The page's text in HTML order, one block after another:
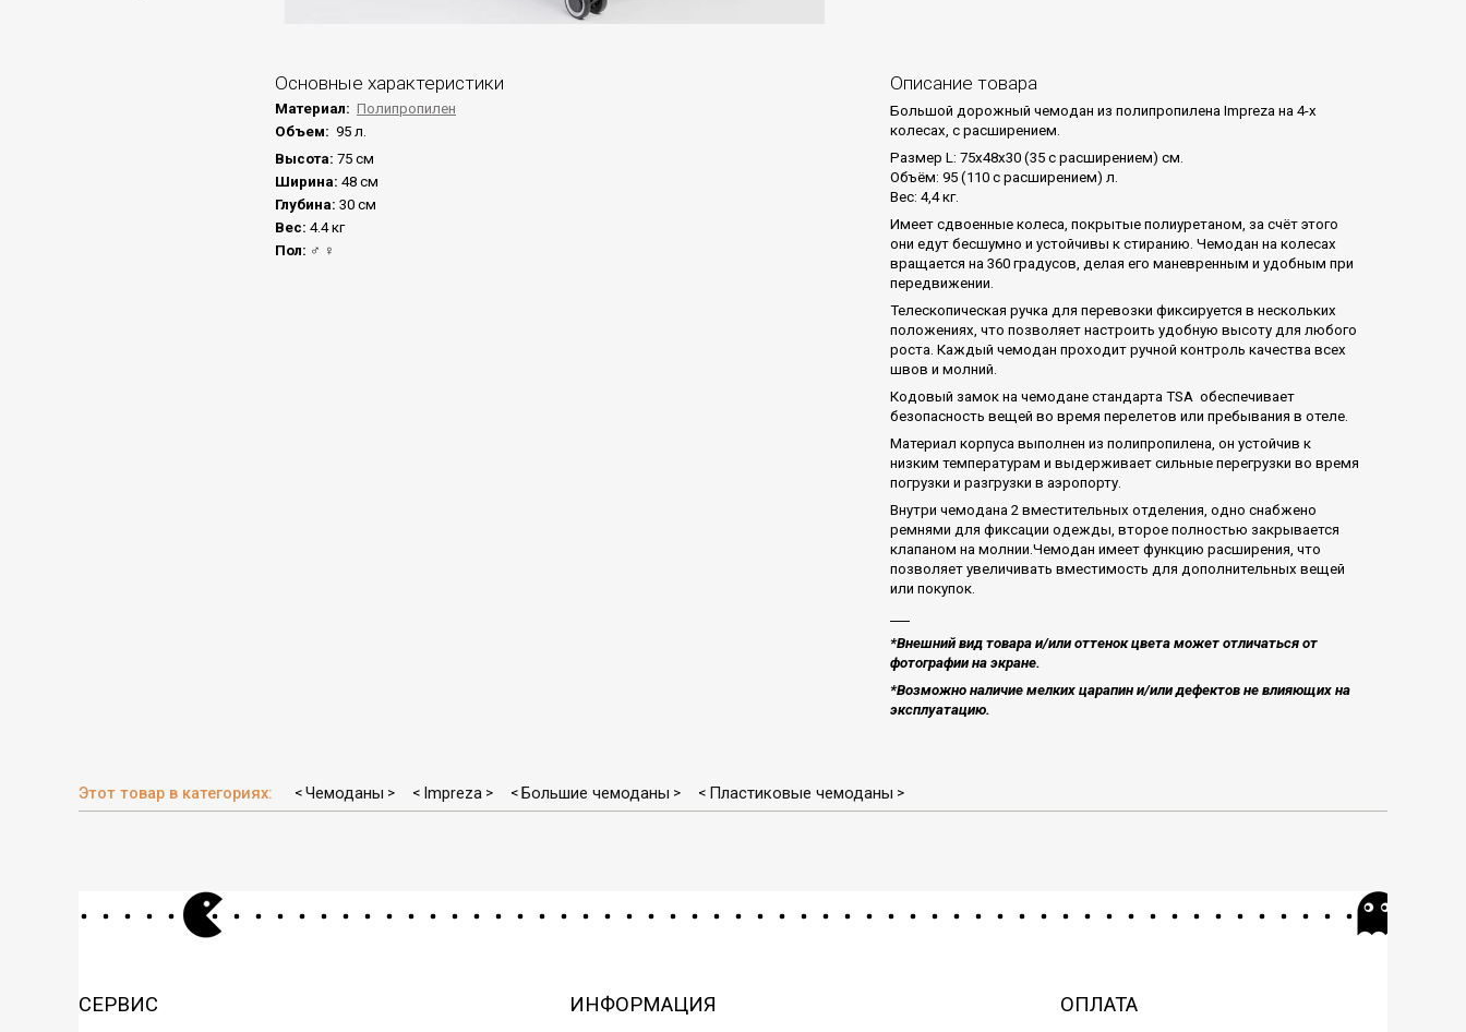
Основные характеристики
Материал: Полипропилен
Объем: 95 л.
Высота: 75 см
Ширина: 48 см
Глубина: 30 см
Вес: 4.4 кг
Пол: ♂ ♀
Описание товара
Большой дорожный чемодан из полипропилена Impreza на 4-х
колесах, с расширением.
Размер L: 75x48x30 (35 с расширением) см.
Объём: 95 (110 с расширением) л.
Вес: 4,4 кг.
Имеет сдвоенные колеса, покрытые полиуретаном, за счёт этого
они едут бесшумно и устойчивы к стиранию. Чемодан на колесах
вращается на 360 градусов, делая его маневренным и удобным при
передвижении.
Телескопическая ручка для перевозки фиксируется в нескольких
положениях, что позволяет настроить удобную высоту для любого
роста. Каждый чемодан проходит ручной контроль качества всех
швов и молний.
Кодовый замок на чемодане стандарта TSA обеспечивает
безопасность вещей во время перелетов или пребывания в отеле.
Материал корпуса выполнен из полипропилена, он устойчив к
низким температурам и выдерживает сильные перегрузки во время
погрузки и разгрузки в аэропорту.
Внутри чемодана 2 вместительных отделения, одно снабжено
ремнями для фиксации одежды, второе полностью закрывается
клапаном на молнии.Чемодан имеет функцию расширения, что
позволяет увеличивать вместимость для дополнительных вещей
или покупок.
*Внешний вид товара и/или оттенок цвета может отличаться от
фотографии на экране.
*Возможно наличие мелких царапин и/или дефектов не влияющих на
эксплуатацию​.
Этот товар в категориях: < Чемоданы > < Impreza > < Большие чемоданы > < Пластиковые чемоданы >
СЕРВИС ИНФОРМАЦИЯ ОПЛАТА